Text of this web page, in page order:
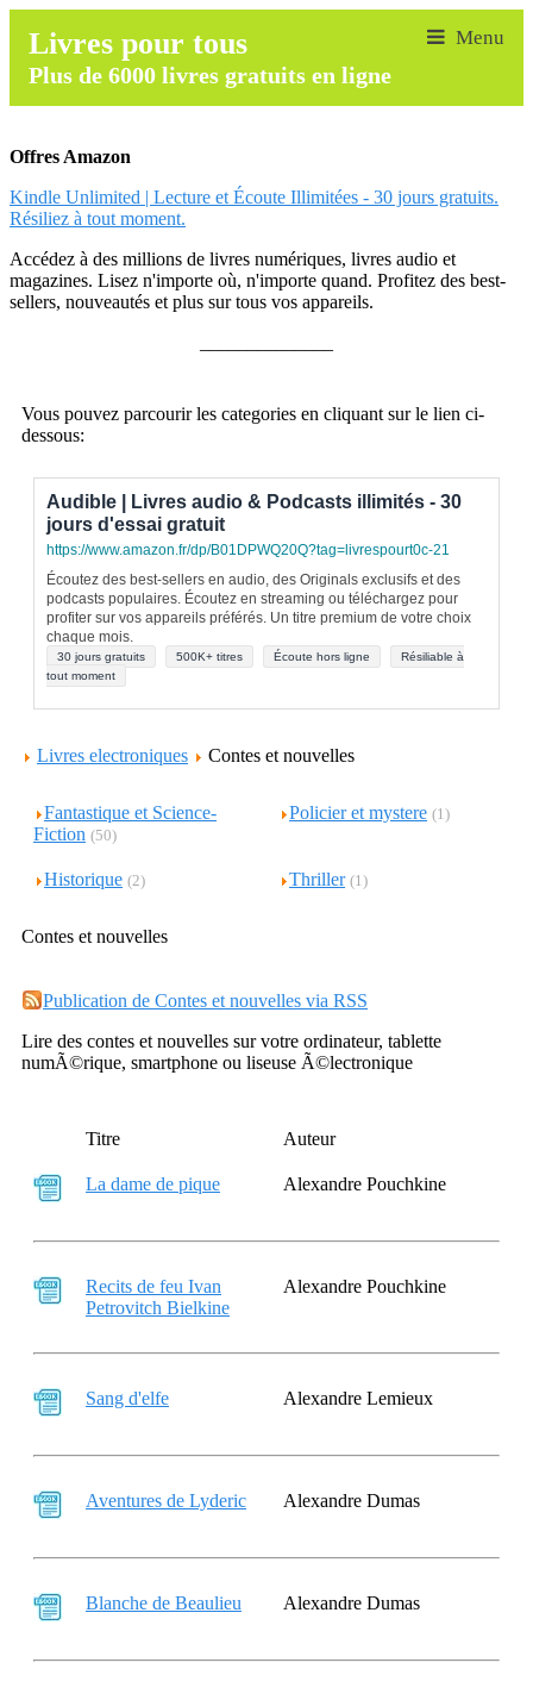
Livres pour tous
Plus de 6000 livres gratuits en ligne
Offres Amazon
Kindle Unlimited | Lecture et Écoute Illimitées - 30 jours gratuits.
Résiliez à tout moment.
Accédez à des millions de livres numériques, livres audio et
magazines. Lisez n'importe où, n'importe quand. Profitez des best-
sellers, nouveautés et plus sur tous vos appareils.
Vous pouvez parcourir les categories en cliquant sur le lien ci-
dessous:
Audible | Livres audio & Podcasts illimités - 30
jours d'essai gratuit
https://www.amazon.fr/dp/B01DPWQ20Q?tag=livrespourt0c-21
Écoutez des best-sellers en audio, des Originals exclusifs et des
podcasts populaires. Écoutez en streaming ou téléchargez pour
profiter sur vos appareils préférés. Un titre premium de votre choix
chaque mois.
30 jours gratuits 500K+ titres Écoute hors ligne
Résiliable à
tout moment
Livres electroniques Contes et nouvelles
Fantastique et Science-
Fiction (50)
Policier et mystere (1)
Historique (2) Thriller (1)
Contes et nouvelles
Publication de Contes et nouvelles via RSS
Lire des contes et nouvelles sur votre ordinateur, tablette
numÃ©rique, smartphone ou liseuse Ã©lectronique
Titre Auteur
La dame de pique Alexandre Pouchkine
Recits de feu Ivan
Petrovitch Bielkine
Alexandre Pouchkine
Sang d'elfe Alexandre Lemieux
Aventures de Lyderic Alexandre Dumas
Blanche de Beaulieu Alexandre Dumas